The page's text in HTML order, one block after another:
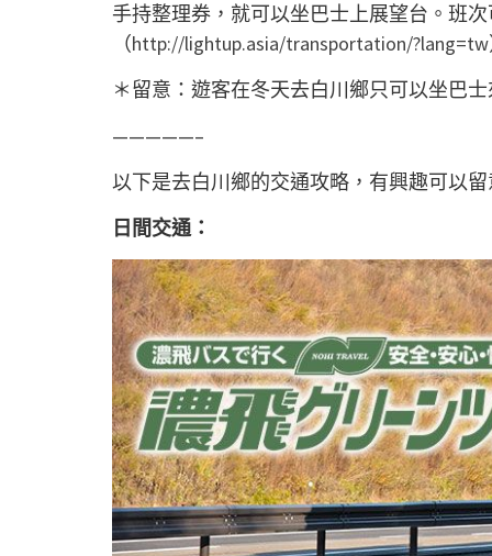
手持整理券，就可以坐巴士上展望台。班
（http://lightup.asia/transportation/?lang=tw
＊留意：遊客在冬天去白川鄉只可以坐巴
—————–
以下是去白川鄉的交通攻略，有興趣可以
日間交通：